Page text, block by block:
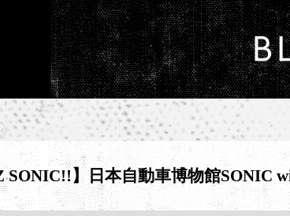
SONIC!!】日本自動車博物館SONIC